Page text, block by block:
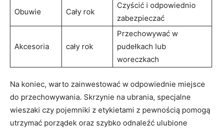
Obuwie Cały rok
Czyścić ⁢i odpowiednio
zabezpieczać
Akcesoria cały ‍rok
Przechowywać ‌w
pudełkach lub
woreczkach
Na koniec, warto ⁤zainwestować⁣ w odpowiednie miejsce
do przechowywania. Skrzynie na ubrania, specjalne
wieszaki ⁣czy pojemniki z ​etykietami z pewnością pomogą
utrzymać porządek oraz szybko odnaleźć ulubione